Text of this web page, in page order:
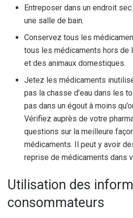
Entreposer dans un endroit
une salle de bain.
Conservez tous les
tous les médicaments hors de
et des animaux domestiques.
Jetez les médicaments
pas la chasse d’eau dans les
pas dans un égout à moins
Vérifiez auprès de votre
questions sur la meilleure
médicaments. Il peut y avoir
reprise de médicaments dans
Utilisation des
consommateurs